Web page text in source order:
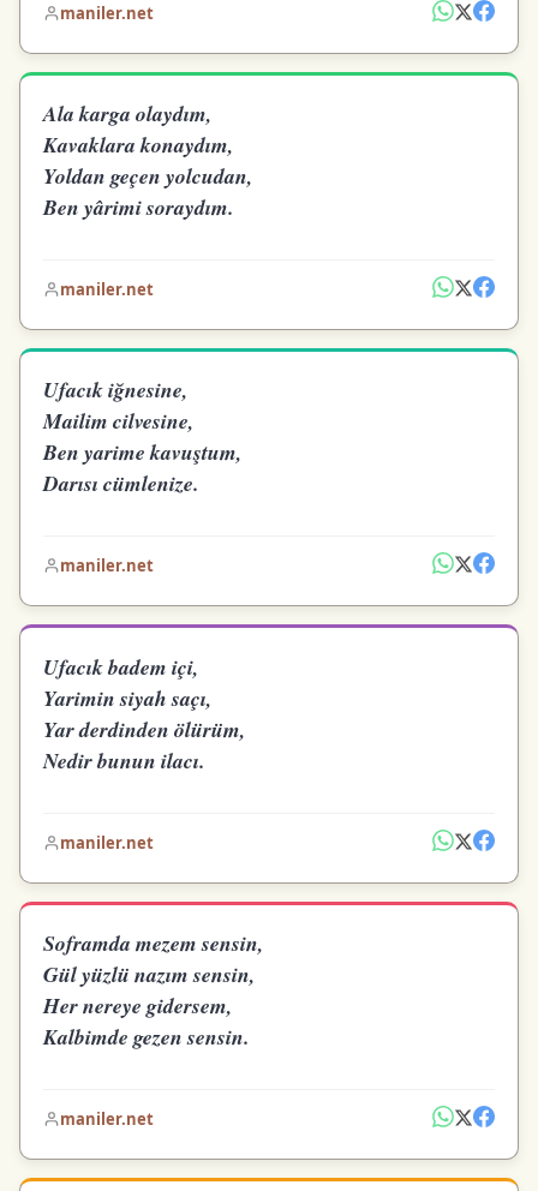
maniler.net
Ala karga olaydım,
Kavaklara konaydım,
Yoldan geçen yolcudan,
Ben yârimi soraydım.
maniler.net
Ufacık iğnesine,
Mailim cilvesine,
Ben yarime kavuştum,
Darısı cümlenize.
maniler.net
Ufacık badem içi,
Yarimin siyah saçı,
Yar derdinden ölürüm,
Nedir bunun ilacı.
maniler.net
Soframda mezem sensin,
Gül yüzlü nazım sensin,
Her nereye gidersem,
Kalbimde gezen sensin.
maniler.net